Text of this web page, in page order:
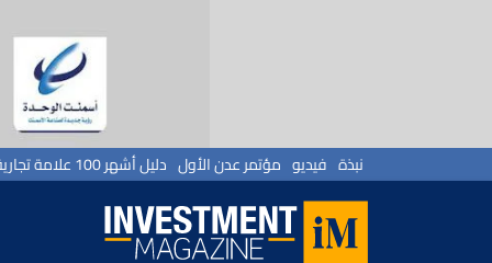
نبذة فيديو مؤتمر عدن الأول دليل أشهر 100 علامة تجارية